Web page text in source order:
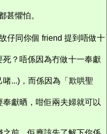
甚懼怕。
仔同你個 friend 提到唔做十
？唔係因為冇做十一奉獻
...)，而係因為「欺哄聖
獻晒，咁佢兩夫婦就可以